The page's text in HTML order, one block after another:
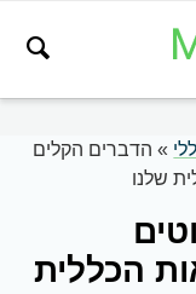
» הדברים הקלים
שלנו
הכללית